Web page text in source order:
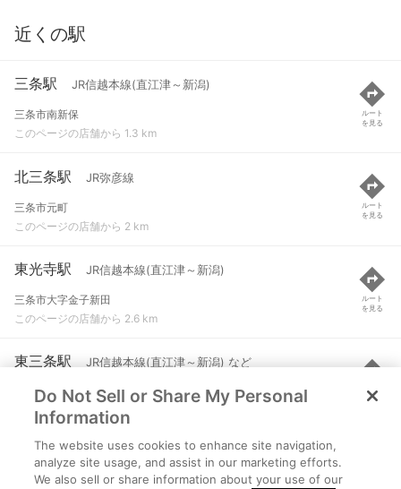
近くの駅
三条駅 JR信越本線(直江津～新潟)
三条市南新保
このページの店舗から 1.3 km
ルート
を見る
北三条駅 JR弥彦線
三条市元町
このページの店舗から 2 km
ルート
を見る
東光寺駅 JR信越本線(直江津～新潟)
三条市大字金子新田
このページの店舗から 2.6 km
ルート
を見る
東三条駅 JR信越本線(直江津～新潟) など
三条市東三条１丁目
このページの店舗から 2.7 km
ルート
を見る
燕三条駅 JR弥彦線
三条市下須頃
Do Not Sell or Share My Personal
Information
The website uses cookies to enhance site navigation,
analyze site usage, and assist in our marketing efforts.
We also sell or share information about your use of our